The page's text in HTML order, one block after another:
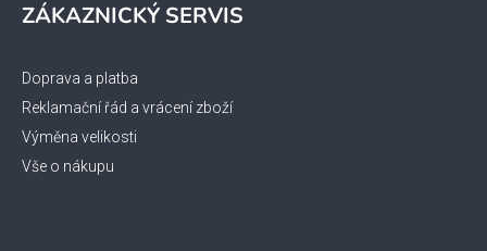
ZÁKAZNICKÝ SERVIS
Doprava a platba
Reklamační řád a vrácení zboží
Výměna velikosti
Vše o nákupu